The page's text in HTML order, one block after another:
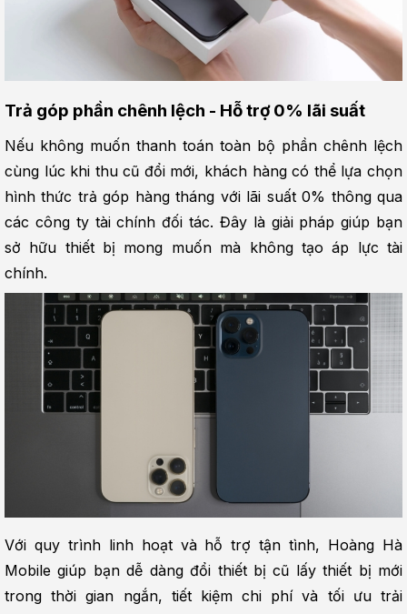
Trả góp phần chênh lệch - Hỗ trợ 0% lãi suất
Nếu không muốn thanh toán toàn bộ phần chênh lệch
cùng lúc khi thu cũ đổi mới, khách hàng có thể lựa chọn
hình thức trả góp hàng tháng với lãi suất 0% thông qua
các công ty tài chính đối tác. Đây là giải pháp giúp bạn
sở hữu thiết bị mong muốn mà không tạo áp lực tài
chính.
Với quy trình linh hoạt và hỗ trợ tận tình, Hoàng Hà
Mobile giúp bạn dễ dàng đổi thiết bị cũ lấy thiết bị mới
trong thời gian ngắn, tiết kiệm chi phí và tối ưu trải